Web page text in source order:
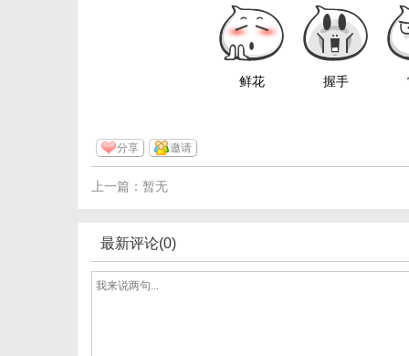
鲜花 握手
分享 邀请
上一篇：暂无
最新评论(0)